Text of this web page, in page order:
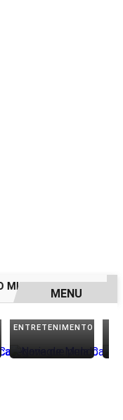
VINDO DO
MENU
ENTRETENIMENTO